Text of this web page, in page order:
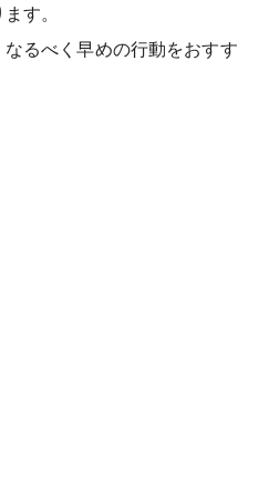
す。
るべく早めの行動をおすす